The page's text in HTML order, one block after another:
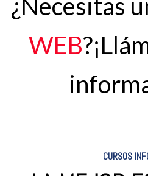
¿Necesitas
WEB?
CURSOS